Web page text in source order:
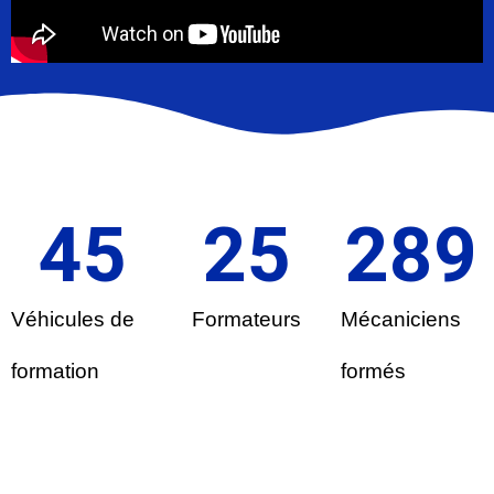
Véhicules de
formation
45
Formateurs
25
Mécaniciens
formés
289